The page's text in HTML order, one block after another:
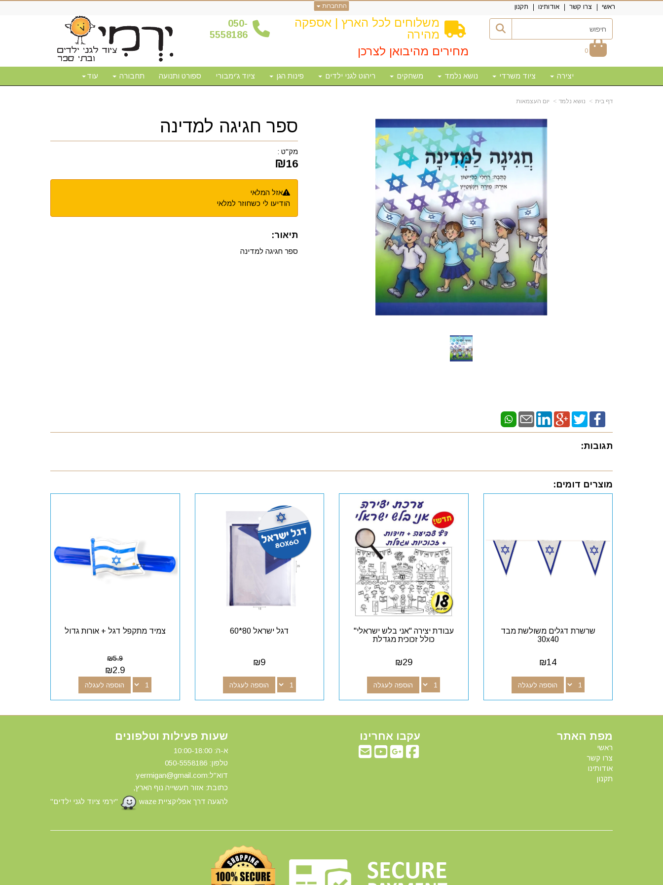
התחברות ראשי צרו קשר אודותינו תקנון
0
משלוחים לכל הארץ | אספקה
מהירה
050-
5558186
מחירים מהיבואן לצרכן
יצירה ציוד משרדי נושא נלמד משחקים ריהוט לגני ילדים פינות הגן ציוד ג'ימבורי ספורט ותנועה תחבורה עוד
דף בית נושא נלמד יום העצמאות
ספר חגיגה למדינה
מק"ט :
₪16
אזל המלאי
הודיעו לי כשחוזר למלאי
תיאור:
ספר חגיגה למדינה
תגובות:
מוצרים דומים:
שרשרת דגלים משולשת מבד
30x40
₪14
הוספה לעגלה
עבודת יצירה "אני בלש ישראלי"
כולל זכוכית מגדלת
₪29
הוספה לעגלה
דגל ישראל 80*60
₪9
הוספה לעגלה
צמיד מתקפל דגל + אורות גדול
₪5.9
₪2.9
הוספה לעגלה
מפת האתר
ראשי
צרו קשר
אודותינו
תקנון
עקבו אחרינו שעות פעילות וטלפונים
א-ה: 10:00-18:00
טלפון: 0 50-5558186
דוא"ל:yermigan@gmail.com
כתובת: אזור תעשייה נוף הארץ,
להגעה דרך אפליקציית waze
"ירמי ציוד לגני ילדים"